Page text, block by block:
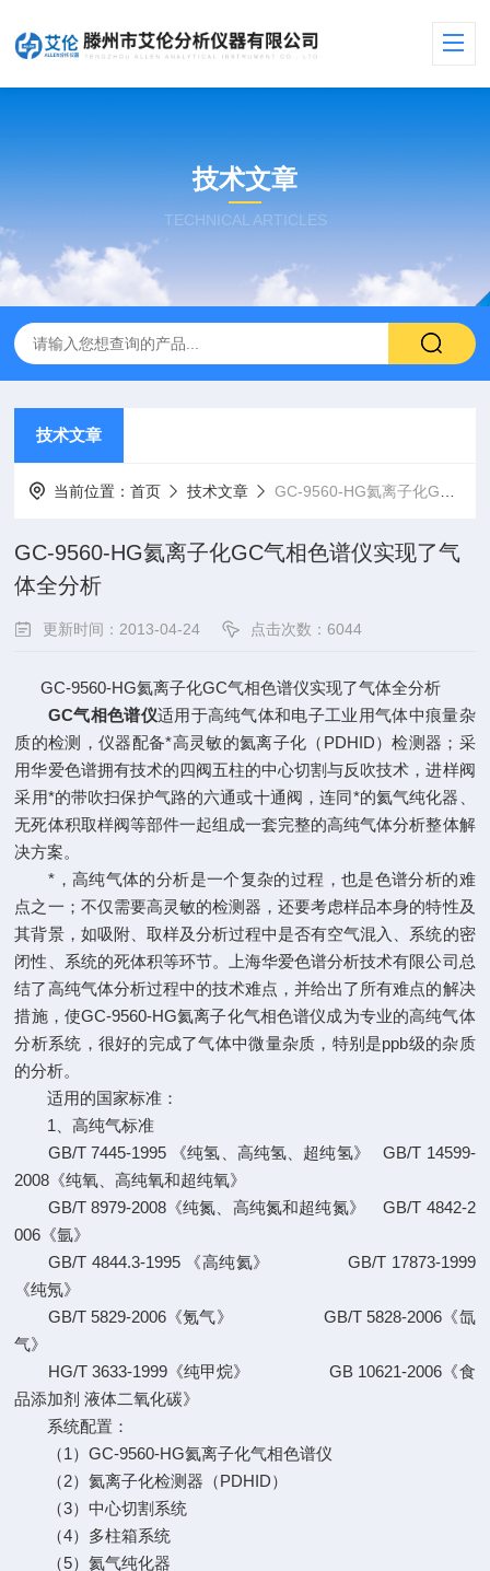
技术文章
TECHNICAL ARTICLES
技术文章
当前位置：首页 技术文章 GC-9560-HG氦离子化GC气相色谱仪实现了气体全分析
GC-9560-HG氦离子化GC气相色谱仪实现了气
体全分析
更新时间：2013-04-24 点击次数：6044
GC-9560-HG氦离子化GC气相色谱仪实现了气体全分析
GC气相色谱仪适用于高纯气体和电子工业用气体中痕量杂
质的检测，仪器配备*高灵敏的氦离子化（PDHID）检测器；采
用华爱色谱拥有技术的四阀五柱的中心切割与反吹技术，进样阀
采用*的带吹扫保护气路的六通或十通阀，连同*的氦气纯化器、
无死体积取样阀等部件一起组成一套完整的高纯气体分析整体解
决方案。
*，高纯气体的分析是一个复杂的过程，也是色谱分析的难
点之一；不仅需要高灵敏的检测器，还要考虑样品本身的特性及
其背景，如吸附、取样及分析过程中是否有空气混入、系统的密
闭性、系统的死体积等环节。上海华爱色谱分析技术有限公司总
结了高纯气体分析过程中的技术难点，并给出了所有难点的解决
措施，使GC-9560-HG氦离子化气相色谱仪成为专业的高纯气体
分析系统，很好的完成了气体中微量杂质，特别是ppb级的杂质
的分析。
适用的国家标准：
1、高纯气标准
GB/T 7445-1995 《纯氢、高纯氢、超纯氢》 GB/T 14599-
2008《纯氧、高纯氧和超纯氧》
GB/T 8979-2008《纯氮、高纯氮和超纯氮》 GB/T 4842-2
006《氩》
GB/T 4844.3-1995 《高纯氦》 GB/T 17873-1999
《纯氖》
GB/T 5829-2006《氪气》 GB/T 5828-2006《氙
气》
HG/T 3633-1999《纯甲烷》 GB 10621-2006《食
品添加剂 液体二氧化碳》
系统配置：
（1）GC-9560-HG氦离子化气相色谱仪
（2）氦离子化检测器（PDHID）
（3）中心切割系统
（4）多柱箱系统
（5）氦气纯化器